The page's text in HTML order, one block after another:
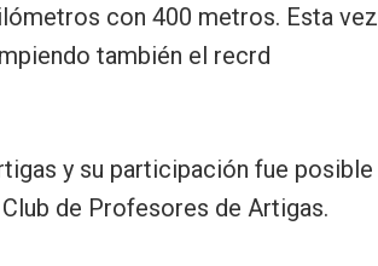
con 400 metros. Esta vez
también el recrd
y su participación fue posible
de Profesores de Artigas.